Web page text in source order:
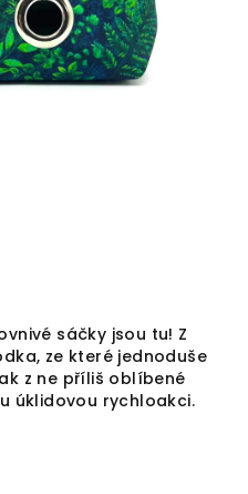
sáčky jsou tu! Z
ze které jednoduše
z ne příliš oblíbené
úklidovou rychloakci.